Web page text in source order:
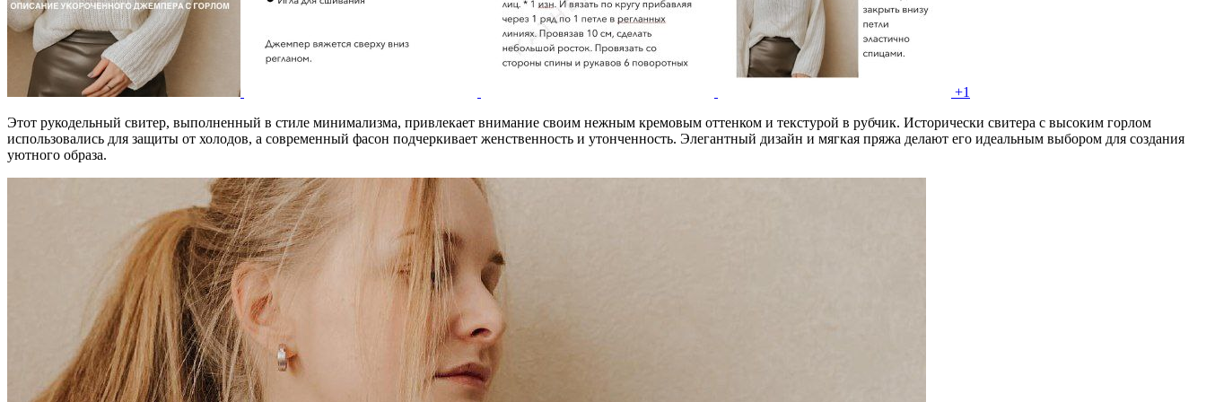
+1
Этот рукодельный свитер, выполненный в стиле минимализма, привлекает внимание своим нежным кремовым оттенком и текстурой в рубчик. Исторически свитера с высоким горлом
использовались для защиты от холодов, а современный фасон подчеркивает женственность и утонченность. Элегантный дизайн и мягкая пряжа делают его идеальным выбором для создания
уютного образа.